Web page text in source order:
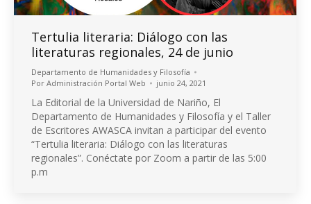
Tertulia literaria: Diálogo con las
literaturas regionales, 24 de junio
Departamento de Humanidades y Filosofía
Por Administración Portal Web junio 24, 2021
La Editorial de la Universidad de Nariño, El
Departamento de Humanidades y Filosofía y el Taller
de Escritores AWASCA invitan a participar del evento
“Tertulia literaria: Diálogo con las literaturas
regionales”. Conéctate por Zoom a partir de las 5:00
p.m